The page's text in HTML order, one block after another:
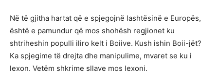
Në të gjitha hartat që e spjegojnë lashtësinë e Europës,
është e pamundur që mos shohësh regjionet ku
shtriheshin populli iliro kelt i Boiive. Kush ishin Boii-jët?
Ka spjegime të drejta dhe manipulime, mvaret se ku i
lexon. Vetëm shkrime sllave mos lexoni.